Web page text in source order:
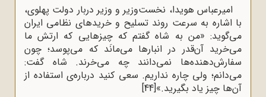
امیرعباس هویدا، نخست‌وزیر و وزیر دربار دولت پهلوی،
با اشاره به سرعت روند تسلیح و خریدهای نظامی ایران
می‌گوید: «من به شاه گفتم که چیزهایی که ارتش ما
می‌خرید آن‌قدر در انبارها می‌مانَد که می‌پوسد؛ چون
سفارش‌دهنده‌ها نمی‌دانند چه می‌خرند. شاه گفت:
می‌دانم؛ ولی چاره نداریم. سعی کنید درباره‌ی استفاده از
آن‌ها چیز یاد بگیرید.»[44]